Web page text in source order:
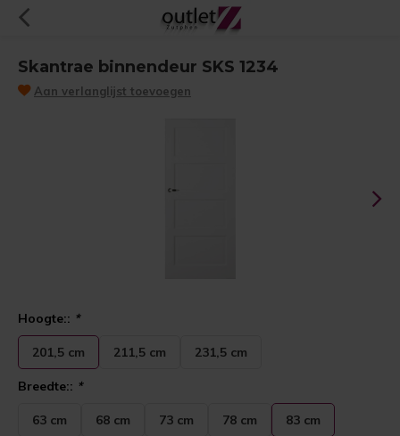
Skantrae binnendeur SKS 1234
Aan verlanglijst toevoegen
Hoogte:: *
201,5 cm 211,5 cm 231,5 cm
Breedte:: *
63 cm 68 cm 73 cm 78 cm 83 cm